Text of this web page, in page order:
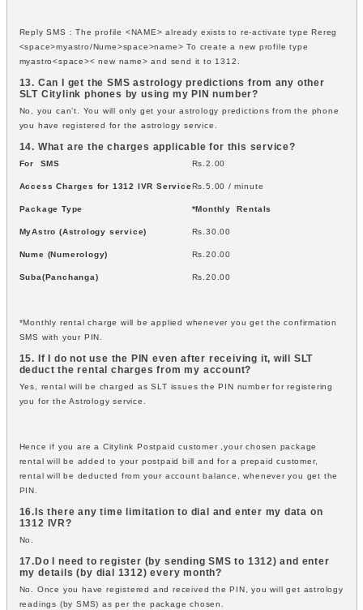
Reply SMS : The profile <NAME> already exists to re-activate type Rereg
<space>myastro/Nume>space>name> To create a new profile type
myastro<space>< new name> and send it to 1312.
13. Can I get the SMS astrology predictions from any other
SLT Citylink phones by using my PIN number?
No, you can’t. You will only get your astrology predictions from the phone
you have registered for the astrology service.
14. What are the charges applicable for this service?
For SMS Rs.2.00
Access Charges for 1312 IVR ServiceRs.5.00 / minute
Package Type *Monthly Rentals
MyAstro (Astrology service) Rs.30.00
Nume (Numerology) Rs.20.00
Suba(Panchanga) Rs.20.00
*Monthly rental charge will be applied whenever you get the confirmation
SMS with your PIN.
15. If I do not use the PIN even after receiving it, will SLT
deduct the rental charges from my account?
Yes, rental will be charged as SLT issues the PIN number for registering
you for the Astrology service.
Hence if you are a Citylink Postpaid customer ,your chosen package
rental will be added to your postpaid bill and for a prepaid customer,
rental will be deducted from your account balance, whenever you get the
PIN.
16.Is there any time limitation to dial and enter my data on
1312 IVR?
No.
17.Do I need to register (by sending SMS to 1312) and enter
my details (by dial 1312) every month?
No. Once you have registered and received the PIN, you will get astrology
readings (by SMS) as per the package chosen.